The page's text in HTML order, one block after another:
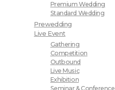
Premium Wedding
Standard Wedding
Prewedding
Live Event
Gathering
Competition
Outbound
Live Music
Exhibition
Seminar & Conference